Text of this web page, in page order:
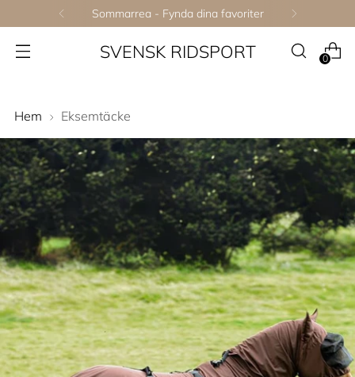
Ridhjälmar - Upp till 50%
SVENSK RIDSPORT 0
Hem Eksemtäcke